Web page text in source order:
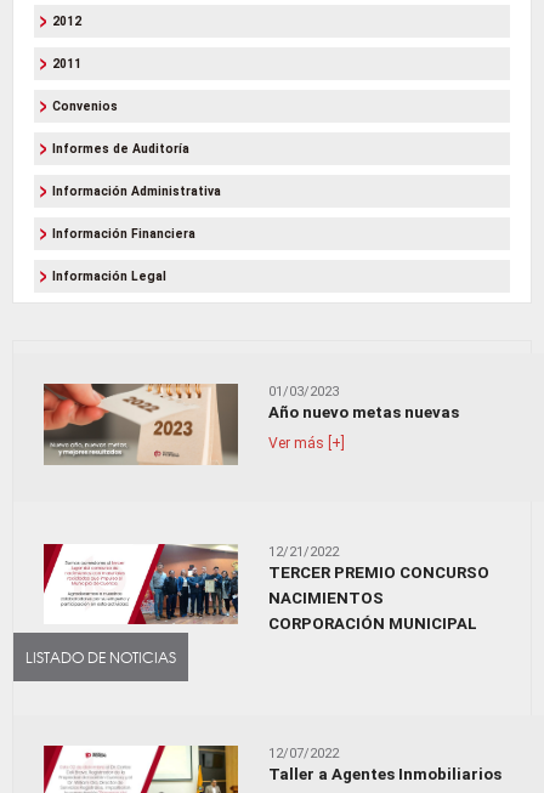
2012
2011
Convenios
Informes de Auditoría
Información Administrativa
Información Financiera
Información Legal
LISTADO DE NOTICIAS
01/03/2023
Año nuevo metas nuevas
Ver más [+]
12/21/2022
TERCER PREMIO CONCURSO
NACIMIENTOS
CORPORACIÓN MUNICIPAL
Ver más [+]
12/07/2022
Taller a Agentes Inmobiliarios